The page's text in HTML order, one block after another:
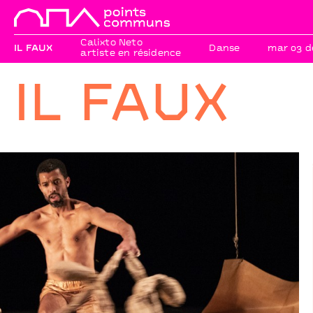
IL FAUX
Calixto Neto
artiste en résidence
Danse mar 03
IL FAUX